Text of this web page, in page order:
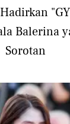
Balerina
Sorotan